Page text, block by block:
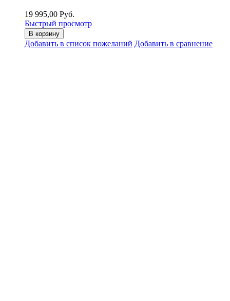
19 995,00 Руб.
Быстрый просмотр
В корзину
Добавить в список пожеланий Добавить в сравнение